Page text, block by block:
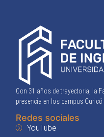
Con 31 años de trayectoria, la
presencia en los campus Curicó
Redes sociales
YouTube